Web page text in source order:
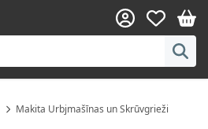
Makita Urbjmašīnas un Skrūvgrieži